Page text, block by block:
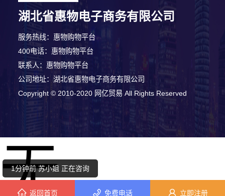
湖北省惠物电子商务有限公司
服务热线：惠物购物平台
400电话：惠物购物平台
联系人：惠物购物平台
公司地址：湖北省惠物电子商务有限公司
Copyright © 2010-2020 网亿贸易 All Rights Reserved
1分钟前 苏小姐 正在咨询
3分钟前 刘女士 正在咨询
返回首页 免费电话 立即注册
无